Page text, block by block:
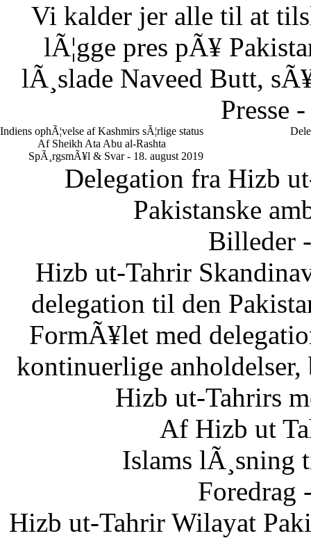
Vi kalder jer alle til at
lÃ¦gge pres pÃ¥
lÃ¸slade Naveed Butt,
Presse
Indiens ophÃ¦velse af Kashmirs sÃ¦rlige status
Af Sheikh Ata Abu al-Rashta
SpÃ¸rgsmÃ¥l & Svar - 18. august 2019
Delegation fra Hizb
Pakistanske
Billeder
Hizb ut-Tahrir
delegation til den
FormÃ¥let med
kontinuerlige
Hizb ut-Tahrirs
Af Hizb ut
Islams lÃ¸sning
Foredrag
Hizb ut-Tahrir Wilayat